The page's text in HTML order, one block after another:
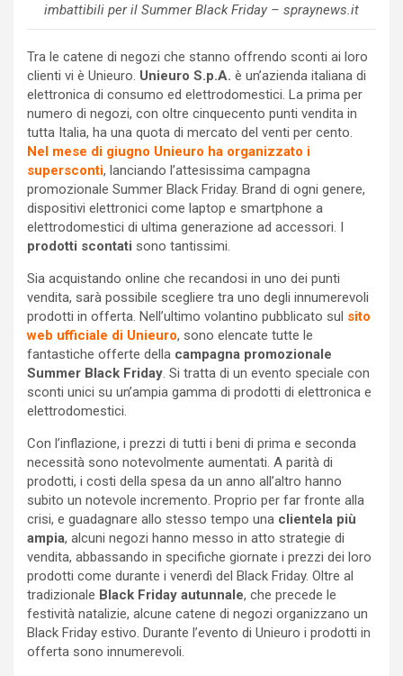
imbattibili per il Summer Black Friday – spraynews.it
Tra le catene di negozi che stanno offrendo sconti ai loro
clienti vi è Unieuro. Unieuro S.p.A. è un’azienda italiana di
elettronica di consumo ed elettrodomestici. La prima per
numero di negozi, con oltre cinquecento punti vendita in
tutta Italia, ha una quota di mercato del venti per cento.
Nel mese di giugno Unieuro ha organizzato i
supersconti, lanciando l’attesissima campagna
promozionale Summer Black Friday. Brand di ogni genere,
dispositivi elettronici come laptop e smartphone a
elettrodomestici di ultima generazione ad accessori. I
prodotti scontati sono tantissimi.
Sia acquistando online che recandosi in uno dei punti
vendita, sarà possibile scegliere tra uno degli innumerevoli
prodotti in offerta. Nell’ultimo volantino pubblicato sul sito
web ufficiale di Unieuro, sono elencate tutte le
fantastiche offerte della campagna promozionale
Summer Black Friday. Si tratta di un evento speciale con
sconti unici su un’ampia gamma di prodotti di elettronica e
elettrodomestici.
Con l’inflazione, i prezzi di tutti i beni di prima e seconda
necessità sono notevolmente aumentati. A parità di
prodotti, i costi della spesa da un anno all’altro hanno
subito un notevole incremento. Proprio per far fronte alla
crisi, e guadagnare allo stesso tempo una clientela più
ampia, alcuni negozi hanno messo in atto strategie di
vendita, abbassando in specifiche giornate i prezzi dei loro
prodotti come durante i venerdì del Black Friday. Oltre al
tradizionale Black Friday autunnale, che precede le
festività natalizie, alcune catene di negozi organizzano un
Black Friday estivo. Durante l’evento di Unieuro i prodotti in
offerta sono innumerevoli.